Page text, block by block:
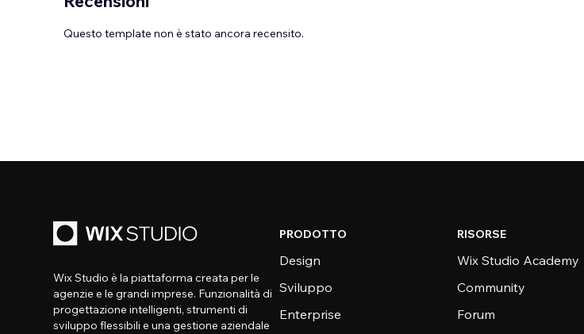
Questo template non è stato ancora recensito.
Wix Studio è la piattaforma creata per le
agenzie e le grandi imprese. Funzionalità di
progettazione intelligenti, strumenti di
sviluppo flessibili e una gestione aziendale
PRODOTTO
Design
Sviluppo
Enterprise
RISORSE
Wix Studio Academy
Community
Forum